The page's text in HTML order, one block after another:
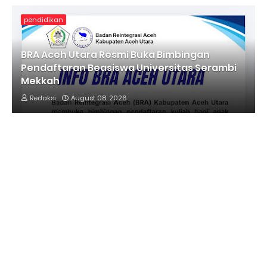
pendidikan
BRA Aceh Utara Resmi Buka Bimbingan
Pendaftaran Beasiswa Universitas Serambi
Mekkah
Redaksi August 08, 2026